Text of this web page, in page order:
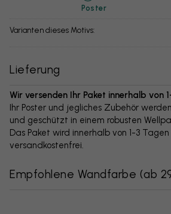
Poster
Varianten dieses Motivs:
Lieferung
Wir versenden Ihr Paket innerhalb von
Ihr Poster und jegliches Zubehör
und geschützt in einem robusten
Das Paket wird innerhalb von 1-3
versandkostenfrei.
Empfohlene Wandfarbe (ab